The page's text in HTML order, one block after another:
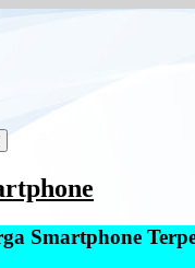
Smartphone